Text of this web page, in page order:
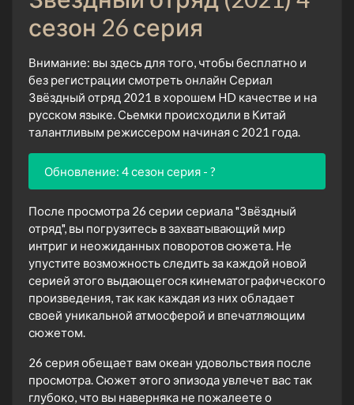
сезон 26 серия
Внимание: вы здесь для того, чтобы бесплатно и
без регистрации смотреть онлайн Сериал
Звёздный отряд 2021 в хорошем HD качестве и на
русском языке. Сьемки происходили в Китай
талантливым режиссером начиная с 2021 года.
Обновление: 4 сезон серия - ?
После просмотра 26 серии сериала "Звёздный
отряд", вы погрузитесь в захватывающий мир
интриг и неожиданных поворотов сюжета. Не
упустите возможность следить за каждой новой
серией этого выдающегося кинематографического
произведения, так как каждая из них обладает
своей уникальной атмосферой и впечатляющим
сюжетом.
26 серия обещает вам океан удовольствия после
просмотра. Сюжет этого эпизода увлечет вас так
глубоко, что вы наверняка не пожалеете о